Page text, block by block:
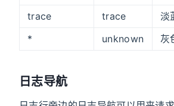
trace
trace
淡
*
unknown 灰
日志导航